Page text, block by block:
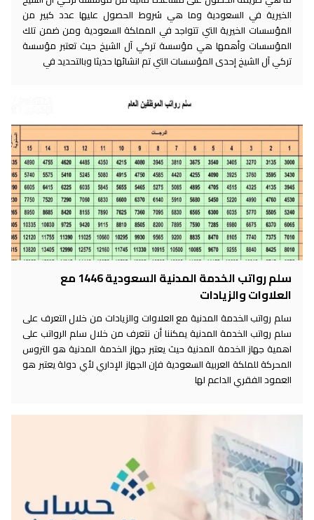
الخيرية في السعودية وما هي شروط الحصول عليها عدد كبير من
المؤسسات الخيرية التي تتواجد في المملكة السعودية ومن ضمن تلك
المؤسسات وأهمها هي مؤسسة تركي آل الشيخ حيث تعتبر مؤسسة
تركي آل الشيخ إحدى المؤسسات التي تم انشائها حديثا وبالتحديد في
سلم رواتب الخدمة المدنية السعودية 1446 مع
العلاوات والزيادات
سلم رواتب الخدمة المدنية مع العلاوات والزيادات من خلال التعرف على
سلم رواتب الخدمة المدنية يمكننا أن نتعرف من خلال سلم الرواتب على
اهمية جهاز الخدمة المدنية حيث يعتبر جهاز الخدمة المدنية هو التروس
المحركة للملكة العربية السعودية فإن الجهاز الإداري لأي دولة يعتبر هو
العمود الفقري الداعم لها